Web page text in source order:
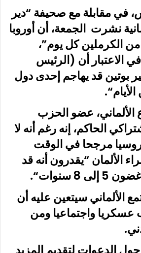
في مقابلة مع صحيفة “دير
نشرت الجمعة، أن أوروبا
الكرملين كل يوم”،
الاعتبار أن (الرئيس
بوتين قد يهاجم إحدى دول
“
.
الألماني، عضو الحزب
الحاكم، إنه رغم أنه لا
مرجحا في الوقت
الألمان “يقدرون أنه قد
8 سنوات
“
.
الألماني سيتعين عليه أن
واجتماعيا ومن
.